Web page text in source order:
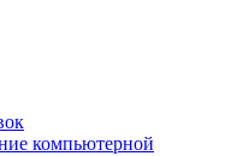
компьютерной